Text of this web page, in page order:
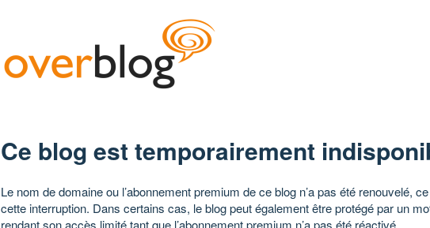
Ce blog est temporairement
Le nom de domaine ou l’abonnement premium de ce blog n’a pas été renouvelé,
cette interruption. Dans certains cas, le blog peut également être protégé par un
rendant son accès limité tant que l’abonnement premium n’a pas été réactivé.